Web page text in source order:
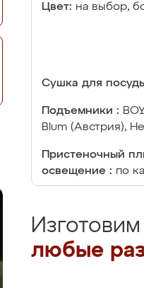
Цвет: на выбор,
Сушка для
Подъемники :
Blum (Австрия),
Пристеночный
освещение : по
любые